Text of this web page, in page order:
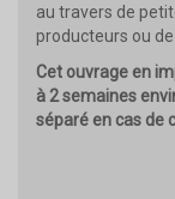
au travers de
producteurs ou
Cet ouvrage en
à 2 semaines
séparé en cas de